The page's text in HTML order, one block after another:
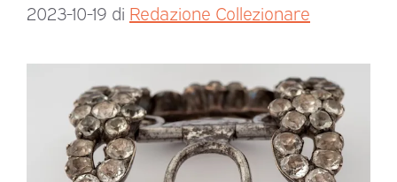
2023-10-19 di Redazione Collezionare